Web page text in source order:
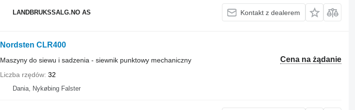
LANDBRUKSSALG.NO AS Kontakt z dealerem
Nordsten CLR400
Cena na żądanie
Maszyny do siewu i sadzenia - siewnik punktowy mechaniczny
Liczba rzędów 32
Dania, Nykøbing Falster